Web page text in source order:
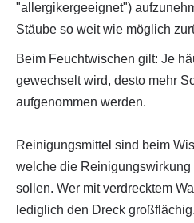
"allergikergeeignet")
Stäube so weit wie möglich
Beim Feuchtwischen gilt: Je
gewechselt wird, desto mehr
aufgenommen werden.
Reinigungsmittel sind beim
welche die Reinigungswirkung
sollen. Wer mit verdrecktem
lediglich den Dreck großflächig.